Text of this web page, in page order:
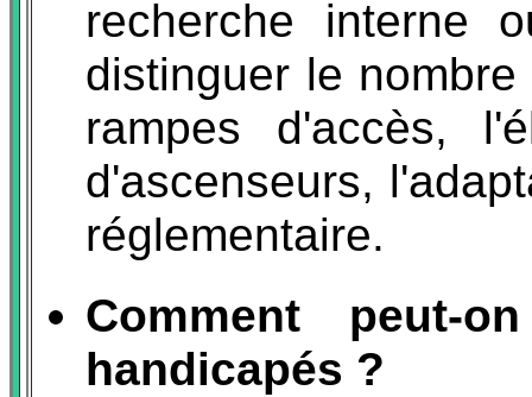
recherche interne
distinguer le
rampes d'accès,
d'ascenseurs,
réglementaire.
Comment peut-
handicapés ?